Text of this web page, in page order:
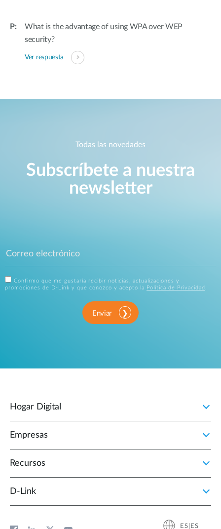
What is the advantage of using WPA over WEP
security?
Ver respuesta
Todas las novedades
Subscríbete a nuestra
newsletter
Confirmo que me gustaría recibir noticias, actualizaciones y
promociones de D-Link y que conozco y acepto la
Política de Privacidad .
Enviar
Hogar Digital
Empresas
Recursos
D‑Link
ES|ES